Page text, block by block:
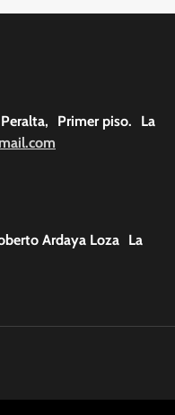
Peralta, Primer piso. La
Ardaya Loza La